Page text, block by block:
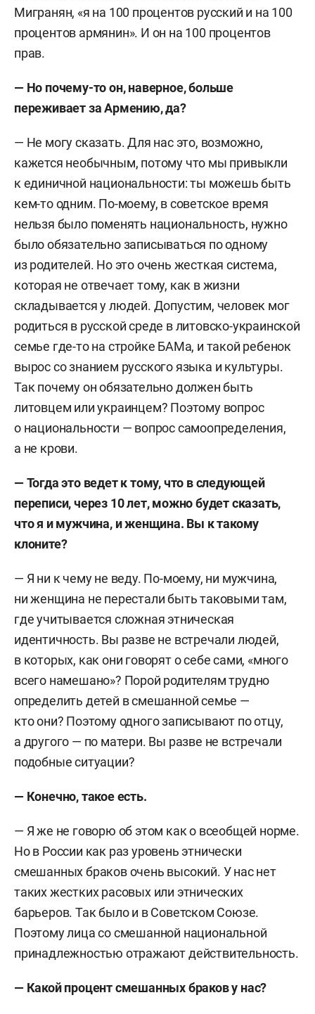
Мигранян, «я на 100 процентов русский и на 100
процентов армянин». И он на 100 процентов
прав.
— Но почему-то он, наверное, больше
переживает за Армению, да?
— Не могу сказать. Для нас это, возможно,
кажется необычным, потому что мы привыкли
к единичной национальности: ты можешь быть
кем-то одним. По-моему, в советское время
нельзя было поменять национальность, нужно
было обязательно записываться по одному
из родителей. Но это очень жесткая система,
которая не отвечает тому, как в жизни
складывается у людей. Допустим, человек мог
родиться в русской среде в литовско-украинской
семье где-то на стройке БАМа, и такой ребенок
вырос со знанием русского языка и культуры.
Так почему он обязательно должен быть
литовцем или украинцем? Поэтому вопрос
о национальности — вопрос самоопределения,
а не крови.
— Тогда это ведет к тому, что в следующей
переписи, через 10 лет, можно будет сказать,
что я и мужчина, и женщина. Вы к такому
клоните?
— Я ни к чему не веду. По-моему, ни мужчина,
ни женщина не перестали быть таковыми там,
где учитывается сложная этническая
идентичность. Вы разве не встречали людей,
в которых, как они говорят о себе сами, «много
всего намешано»? Порой родителям трудно
определить детей в смешанной семье —
кто они? Поэтому одного записывают по отцу,
а другого — по матери. Вы разве не встречали
подобные ситуации?
— Конечно, такое есть.
— Я же не говорю об этом как о всеобщей норме.
Но в России как раз уровень этнически
смешанных браков очень высокий. У нас нет
таких жестких расовых или этнических
барьеров. Так было и в Советском Союзе.
Поэтому лица со смешанной национальной
принадлежностью отражают действительность.
— Какой процент смешанных браков у нас?